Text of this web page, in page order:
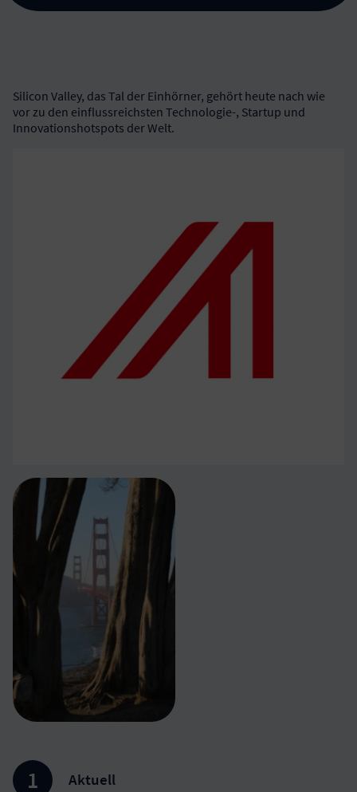
Silicon Valley, das Tal der Einhörner, gehört heute nach wie
vor zu den einflussreichsten Technologie-, Startup und
Innovationshotspots der Welt.
Aktuell